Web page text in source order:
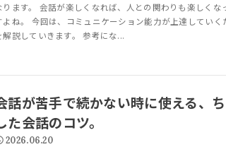
ります。 会話が楽しくなれば、人との関わりも楽しくな
よね。 今回は、コミュニケーション能力が上達していく
解説していきます。 参考にな...
話が苦手で続かない時に使える、
た会話のコツ。
2026.06.20